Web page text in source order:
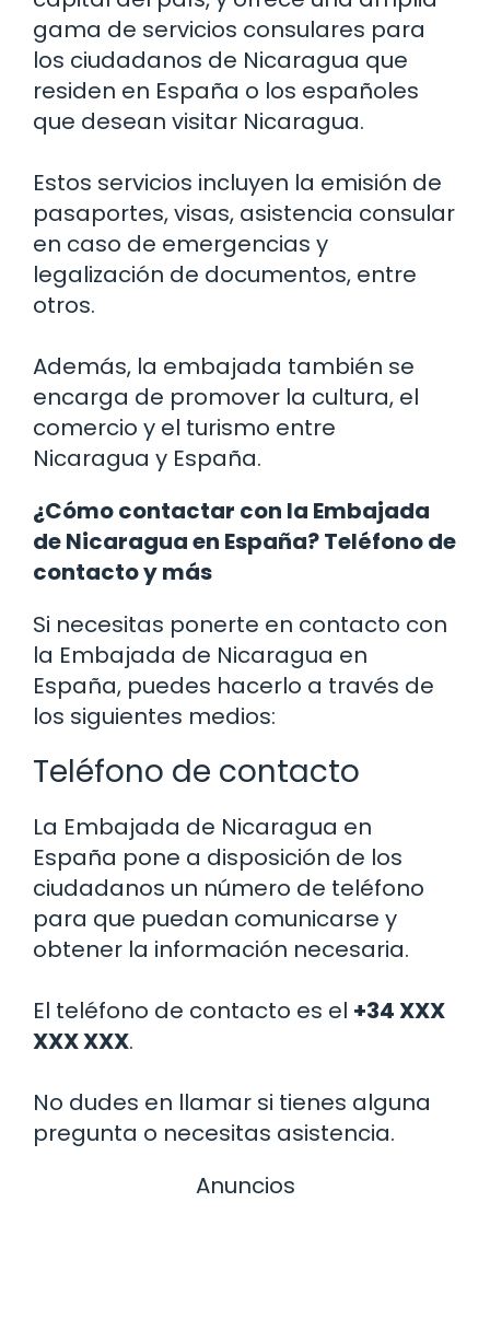
gama de servicios consulares para
los ciudadanos de Nicaragua que
residen en España o los españoles
que desean visitar Nicaragua.
Estos servicios incluyen la emisión de
pasaportes, visas, asistencia consular
en caso de emergencias y
legalización de documentos, entre
otros.
Además, la embajada también se
encarga de promover la cultura, el
comercio y el turismo entre
Nicaragua y España.
¿Cómo contactar con la Embajada
de Nicaragua en España? Teléfono de
contacto y más
Si necesitas ponerte en contacto con
la Embajada de Nicaragua en
España, puedes hacerlo a través de
los siguientes medios:
Teléfono de contacto
La Embajada de Nicaragua en
España pone a disposición de los
ciudadanos un número de teléfono
para que puedan comunicarse y
obtener la información necesaria.
El teléfono de contacto es el +34 XXX
XXX XXX.
No dudes en llamar si tienes alguna
pregunta o necesitas asistencia.
Anuncios